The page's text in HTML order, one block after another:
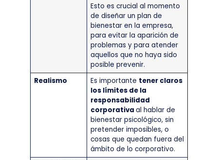
Esto es crucial al momento
de diseñar un plan de
bienestar en la empresa,
para evitar la aparición de
problemas y para atender
aquellos que no haya sido
posible prevenir.
Realismo
Es importante tener claros
los límites de la
responsabilidad
corporativa al hablar de
bienestar psicológico, sin
pretender imposibles, o
cosas que quedan fuera del
ámbito de lo corporativo.